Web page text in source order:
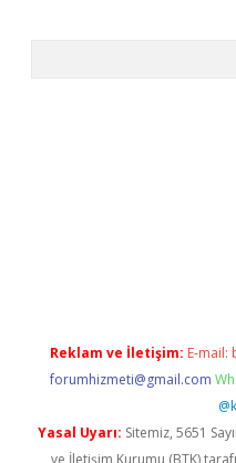
Reklam ve İletişim: E-mail:
forumhizmeti@gmail.com
Yasal Uyarı: Sitemiz, 5651
ve İletişim Kurumu (BTK)